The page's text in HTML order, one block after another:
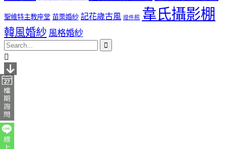
聖維特主教座堂 苗栗婚紗 記花歲古風 證件照 韋氏攝影棚
韓風婚紗 風格婚紗

